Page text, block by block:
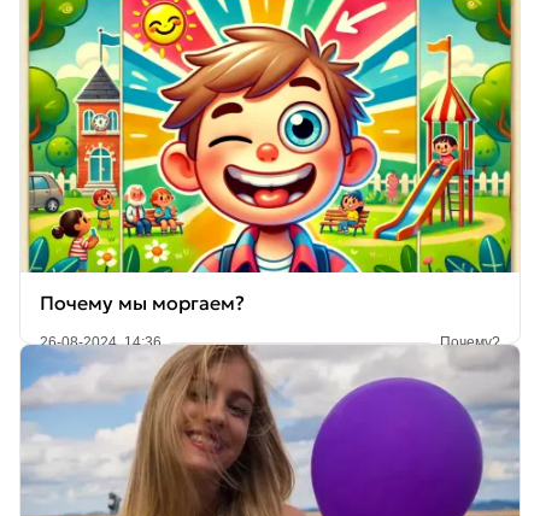
Почему мы моргаем?
26-08-2024, 14:36 Почему?